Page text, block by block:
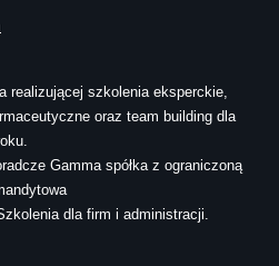
realizującej szkolenia eksperckie,
oraz team building dla
Gamma spółka z ograniczoną
dla firm i administracji.